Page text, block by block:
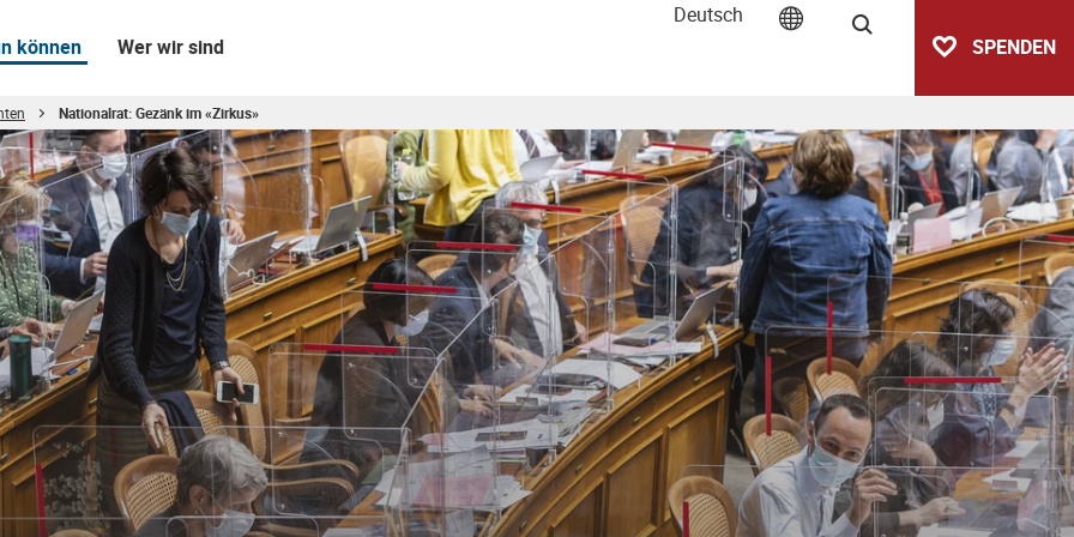
können Wer wir sind
Deutsch
Suche
SPENDEN
Nationalrat: Gezänk im «Zirkus»